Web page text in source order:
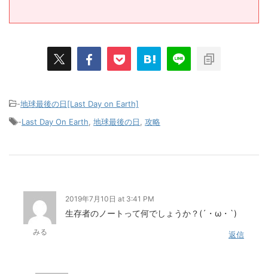
-地球最後の日[Last Day on Earth]
-Last Day On Earth 地球最後の日 攻略
みる
2019年7月10日 at 3:41 PM
生存者のノートって何でしょうか？(´・ω・`)
返信